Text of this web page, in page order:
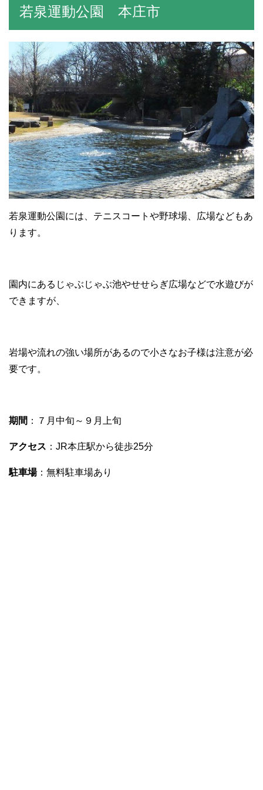
若泉運動公園 本庄市
若泉運動公園には、テニスコートや野球場、広場などもあ
ります。
園内にあるじゃぶじゃぶ池やせせらぎ広場などで水遊びが
できますが、
岩場や流れの強い場所があるので小さなお子様は注意が必
要です。
期間 ：７月中旬～９月上旬
アクセス ：JR本庄駅から徒歩25分
駐車場：無料駐車場あり